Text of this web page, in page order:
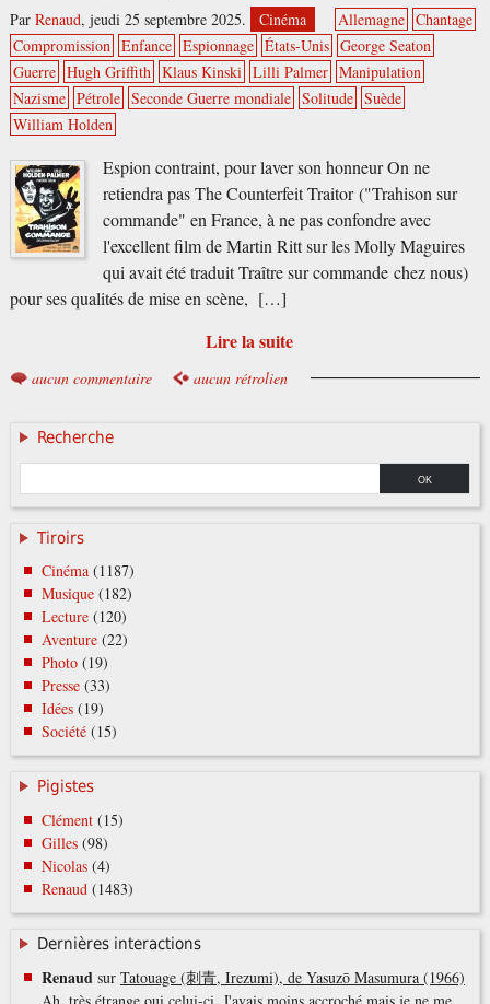
Par Renaud, jeudi 25 septembre 2025. Cinéma Allemagne Chantage
Compromission Enfance Espionnage États-Unis George Seaton
Guerre Hugh Griffith Klaus Kinski Lilli Palmer Manipulation
Nazisme Pétrole Seconde Guerre mondiale Solitude Suède
William Holden
Espion contraint, pour laver son honneur On ne
retiendra pas The Counterfeit Traitor ("Trahison sur
commande" en France, à ne pas confondre avec
l'excellent film de Martin Ritt sur les Molly Maguires
qui avait été traduit Traître sur commande chez nous)
pour ses qualités de mise en scène, […]
Lire la suite
aucun commentaire aucun rétrolien
Recherche
Tiroirs
Cinéma (1187)
Musique (182)
Lecture (120)
Aventure (22)
Photo (19)
Presse (33)
Idées (19)
Société (15)
Pigistes
Clément(15)
Gilles(98)
Nicolas(4)
Renaud(1483)
Dernières interactions
Renaud sur Tatouage (刺青, Irezumi), de Yasuzō Masumura (1966)
Ah, très étrange oui celui-ci. J'avais moins accroché mais je ne me